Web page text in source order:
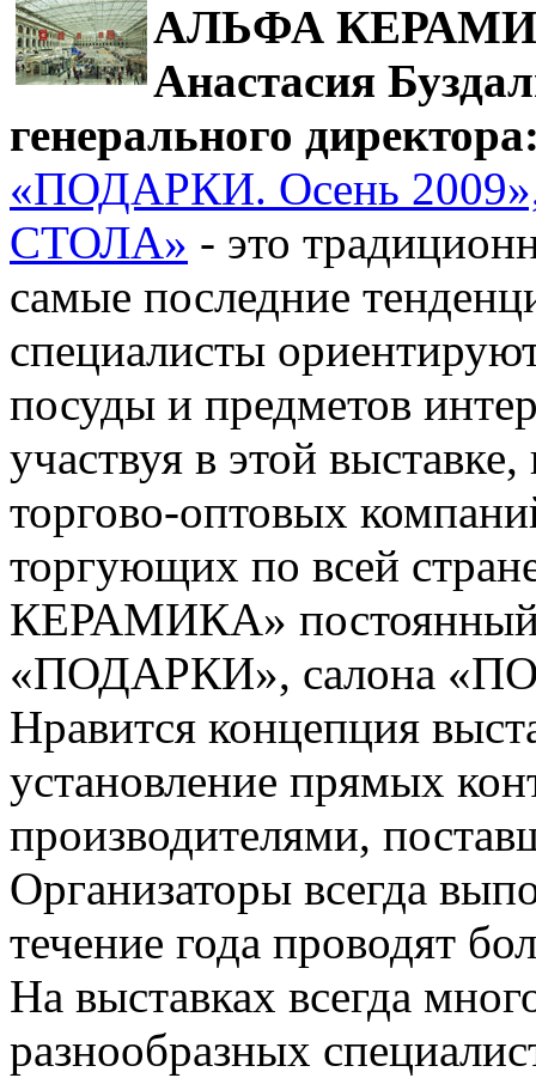
АЛЬФА
Анастасия
генерального
«ПОДАРКИ. Осень
СТОЛА» - это
самые последние
специалисты
посуды и предметов
участвуя в этой
торгово-оптовых
торгующих по всей
КЕРАМИКА» постоянный
«ПОДАРКИ», салона
Нравится концепция
установление прямых
производителями,
Организаторы всегда
течение года проводят
На выставках всегда
разнообразных